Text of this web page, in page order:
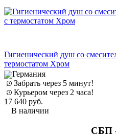
Гигиенический душ со
термостатом Хром
Германия
Забрать через 5 минут!
Курьером через 2 часа!
17 640 руб.
В наличии
СБП